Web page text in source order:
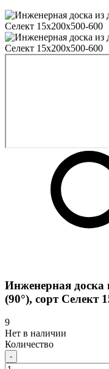
Инженерная доска
(90°), сорт Селект
9
Нет в наличии
Количество
-